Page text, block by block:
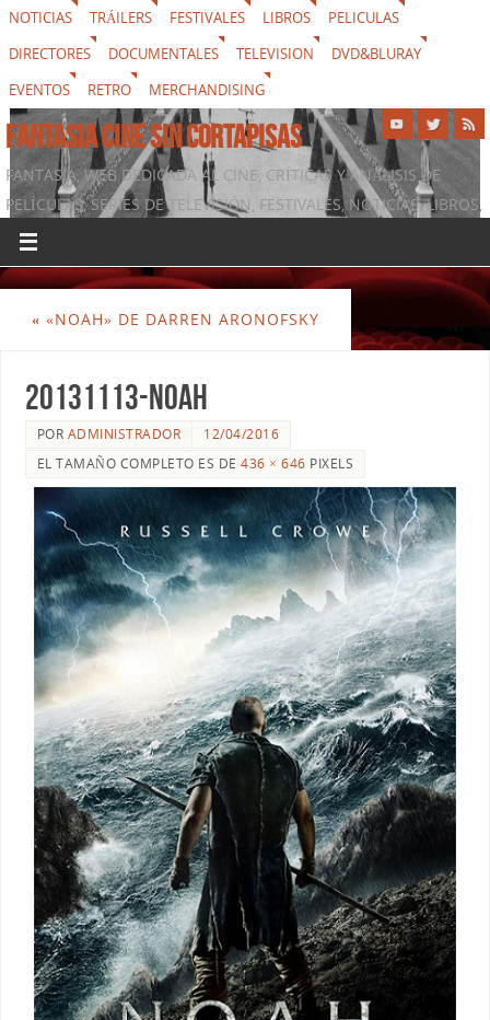
NOTICIAS TRÁILERS FESTIVALES LIBROS
PELICULAS
DIRECTORES
DOCUMENTALES TELEVISION
DVD&BLURAY
EVENTOS
RETRO MERCHANDISING
FANTASIA CINE SIN CORTAPISAS
FANTASIA, WEB DEDICADA AL CINE, CRÍTICAS Y ANÁLISIS DE
PELÍCULAS, SERIES DE TELEVISIÓN, FESTIVALES, NOTICIAS, LIBROS,
DVD & BLURAY, MERCHANDISING Y TODO LO QUE RODEA AL
SÉPTIMO ARTE
« «NOAH» DE DARREN ARONOFSKY
20131113-noah
POR ADMINISTRADOR
12/04/2016
EL TAMAÑO COMPLETO ES DE436 × 646 PIXELS